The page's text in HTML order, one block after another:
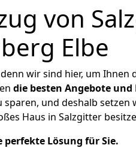
von
Elbe
wir sind hier, um Ihnen
die besten Angebote und
und deshalb setzen
Haus in Salzgitter
Lösung für Sie.